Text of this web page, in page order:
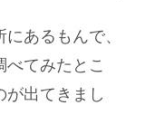
あるもんで、
べてみたとこ
が出てきまし